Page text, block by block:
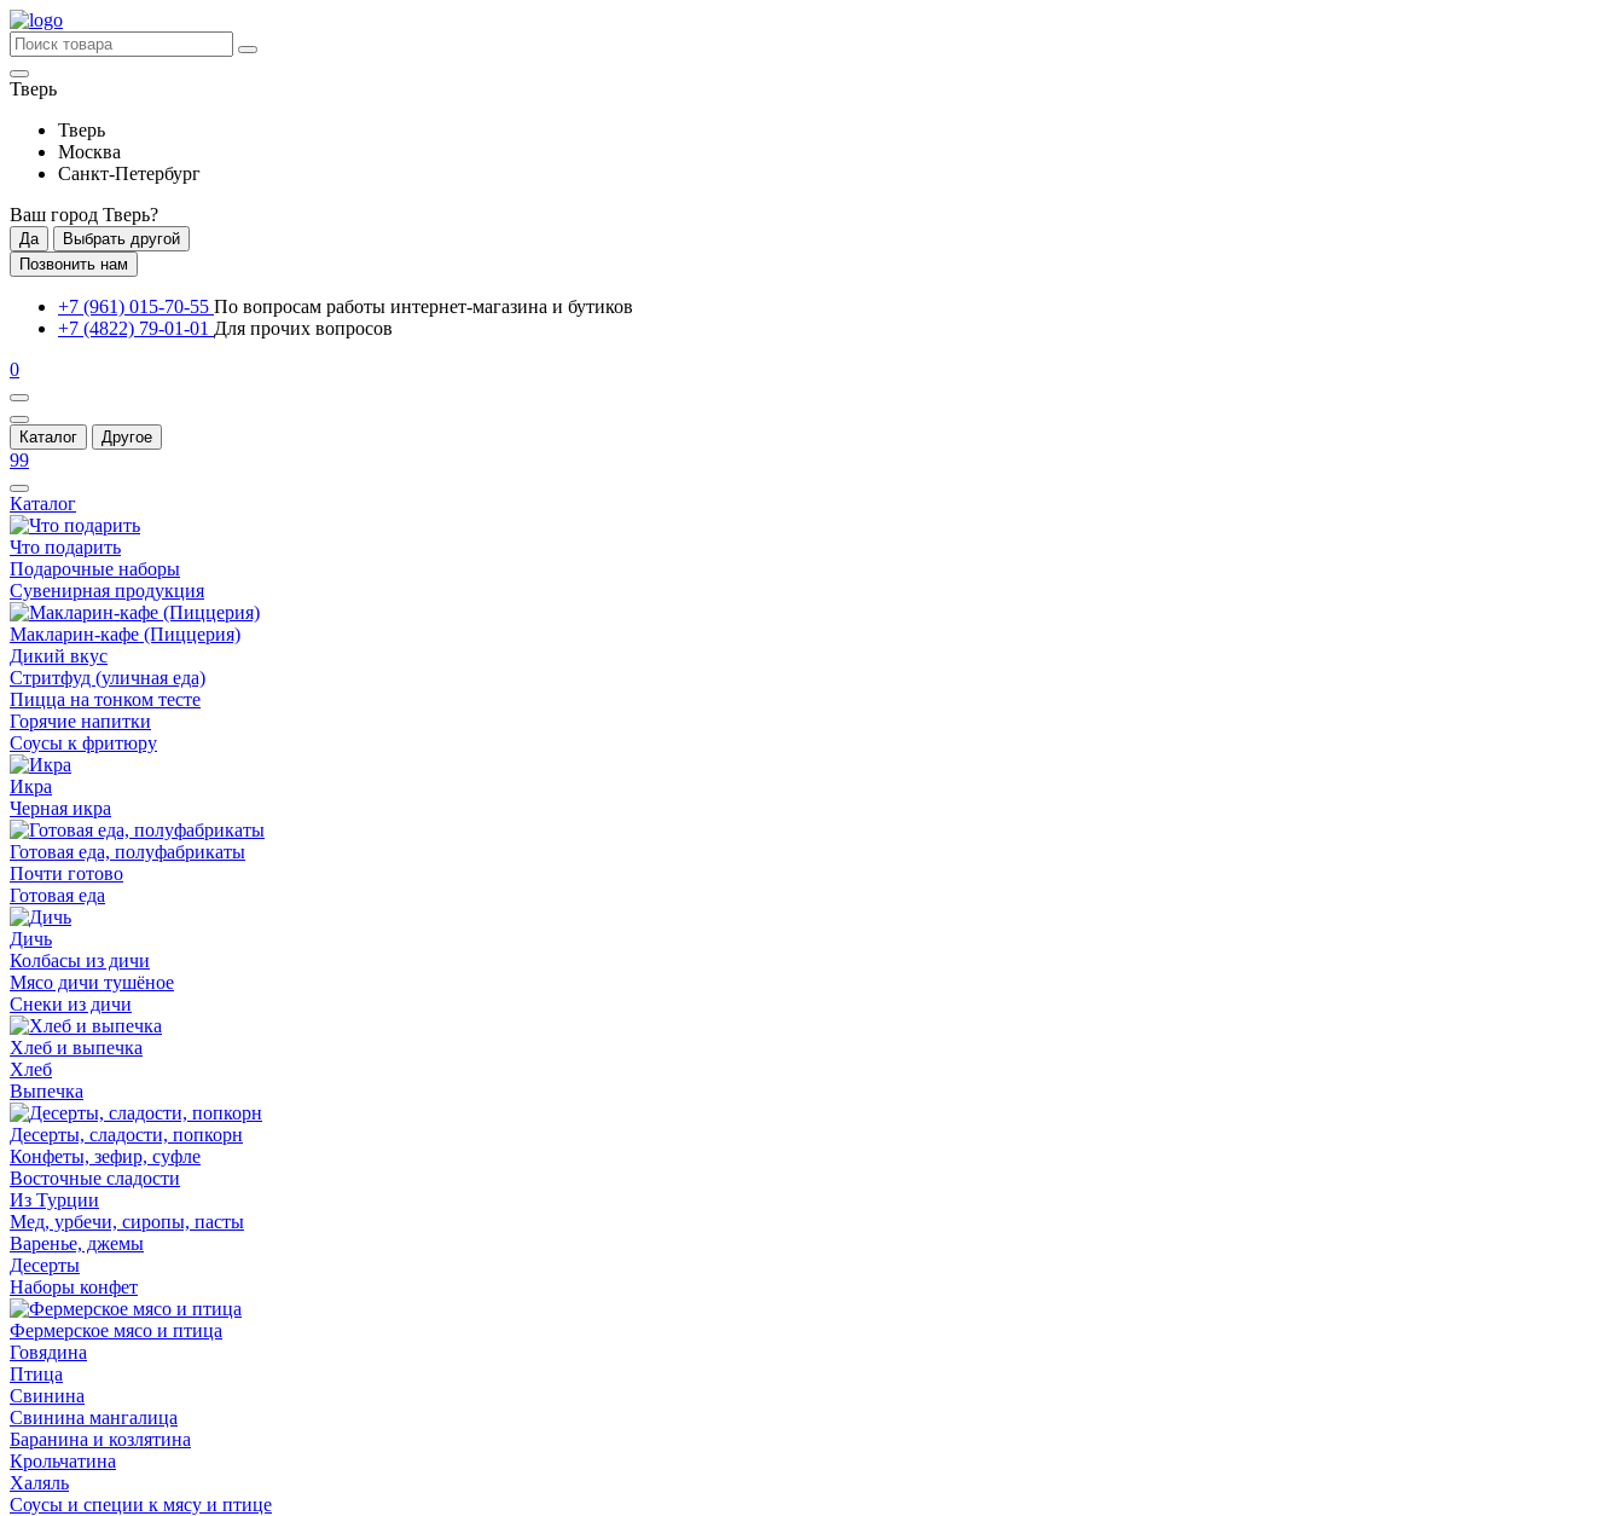
Тверь
Тверь
Москва
Санкт-Петербург
Ваш город Тверь?
Да
Выбрать другой
Позвонить нам
+7 (961) 015-70-55 По вопросам работы интернет-магазина и бутиков
+7 (4822) 79-01-01 Для прочих вопросов
0
Каталог Другое
99
Каталог
Что подарить
Подарочные наборы
Сувенирная продукция
Макларин-кафе (Пиццерия)
Дикий вкус
Стритфуд (уличная еда)
Пицца на тонком тесте
Горячие напитки
Соусы к фритюру
Икра
Черная икра
Готовая еда, полуфабрикаты
Почти готово
Готовая еда
Дичь
Колбасы из дичи
Мясо дичи тушёное
Снеки из дичи
Хлеб и выпечка
Хлеб
Выпечка
Десерты, сладости, попкорн
Конфеты, зефир, суфле
Восточные сладости
Из Турции
Мед, урбечи, сиропы, пасты
Варенье, джемы
Десерты
Наборы конфет
Фермерское мясо и птица
Говядина
Птица
Свинина
Свинина мангалица
Баранина и козлятина
Крольчатина
Халяль
Соусы и специи к мясу и птице